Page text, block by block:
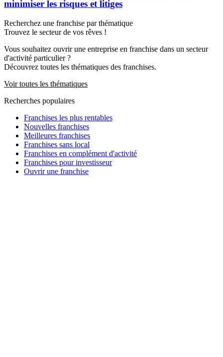
minimiser les risques et litiges
Recherchez une franchise par thématique
Trouvez le secteur de vos rêves !
Vous souhaitez ouvrir une entreprise en franchise dans un secteur
d'activité particulier ?
Découvrez toutes les thématiques des franchises.
Voir toutes les thématiques
Recherches populaires
Franchises les plus rentables
Nouvelles franchises
Meilleures franchises
Franchises sans local
Franchises en complément d'activité
Franchises pour investisseur
Ouvrir une franchise